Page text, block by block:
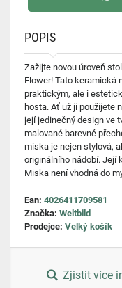
POPIS
Zažijte novou úroveň
Flower! Tato keramická
praktickým, ale i
hosta. Ať už ji použijete
její jedinečný design ve
malované barevné
miska je nejen stylová,
originálního nádobí. Její
Miska není vhodná do
Ean: 4026411709581
Značka: Weltbild
Prodejce: Velký košík
Zjistit více